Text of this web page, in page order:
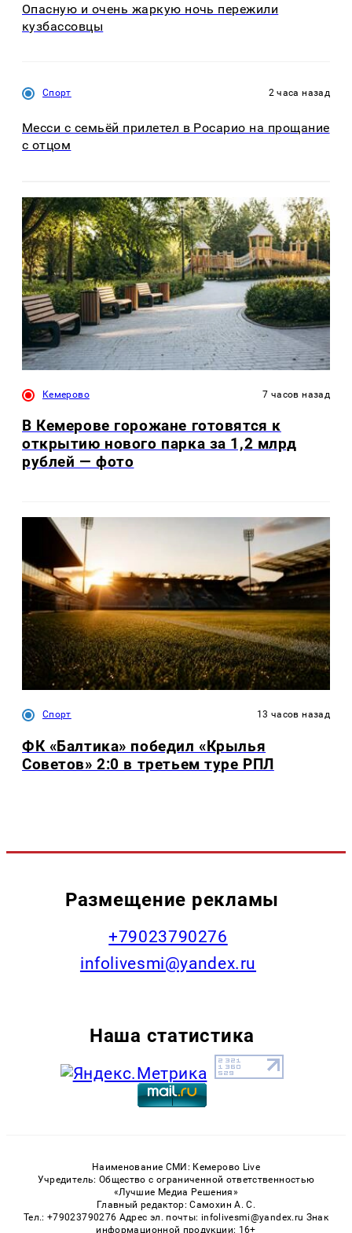
Опасную и очень жаркую ночь пережили
кузбассовцы
Спорт 2 часа назад
Месси с семьёй прилетел в Росарио на прощание
с отцом
Кемерово 7 часов назад
В Кемерове горожане готовятся к
открытию нового парка за 1,2 млрд
рублей — фото
Спорт 13 часов назад
ФК «Балтика» победил «Крылья
Советов» 2:0 в третьем туре РПЛ
Размещение рекламы
+79023790276
infolivesmi@yandex.ru
Наша статистика
Наименование СМИ: Кемерово Live
Учредитель: Общество с ограниченной ответственностью
«Лучшие Медиа Решения»
Главный редактор: Самохин А. С.
Тел.: +79023790276 Адрес эл. почты: infolivesmi@yandex.ru Знак
информационной продукции: 16+